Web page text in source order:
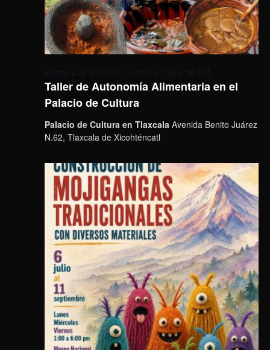
Taller de Autonomía Alimentaria en el
Palacio de Cultura
marzo 4 @ 3:30 PM - octubre 7 @ 5:30 PM
Palacio de Cultura en Tlaxcala Avenida Benito Juárez
N.62, Tlaxcala de Xicohténcatl